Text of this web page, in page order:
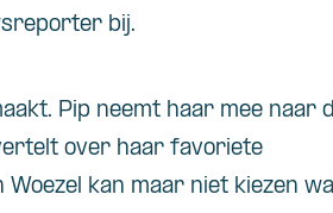
bij.
Pip neemt haar mee naar
over haar favoriete
kan maar niet kiezen